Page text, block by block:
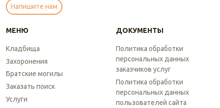
Напишите нам
МЕНЮ
Кладбища
Захоронения
Братские могилы
Заказать поиск
Услуги
ДОКУМЕНТЫ
Политика обработки
персональных данных
заказчиков услуг
Политика обработки
персональных данных
пользователей сайта